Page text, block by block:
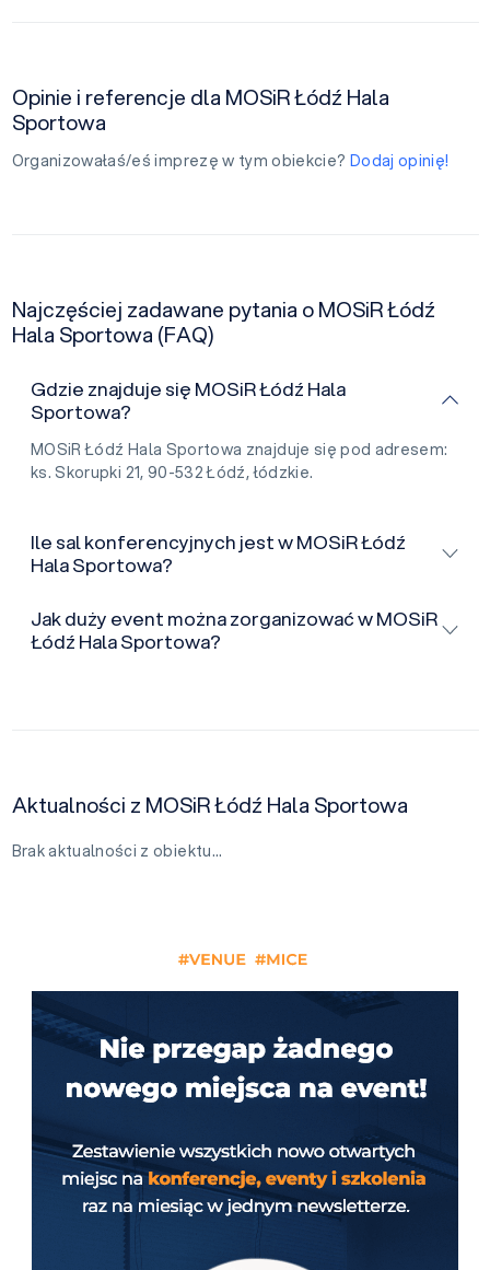
Opinie i referencje dla MOSiR Łódź Hala
Sportowa
Organizowałaś/eś imprezę w tym obiekcie? Dodaj opinię!
Najczęściej zadawane pytania o MOSiR Łódź
Hala Sportowa (FAQ)
Gdzie znajduje się MOSiR Łódź Hala
Sportowa?
MOSiR Łódź Hala Sportowa znajduje się pod adresem:
ks. Skorupki 21, 90-532 Łódź, łódzkie.
Ile sal konferencyjnych jest w MOSiR Łódź
Hala Sportowa?
Jak duży event można zorganizować w MOSiR
Łódź Hala Sportowa?
Aktualności z MOSiR Łódź Hala Sportowa
Brak aktualności z obiektu…